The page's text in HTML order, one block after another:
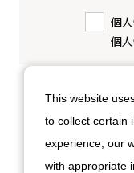
個
個
「確認する」
入力内容を確
This website
to collect certain
experience, our
with appropriate